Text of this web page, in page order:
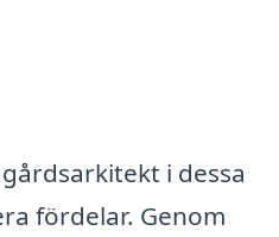
i dessa
fördelar. Genom